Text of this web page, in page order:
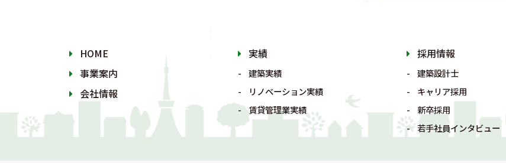
HOME
事業案内
会社情報
実績
建築実績
リノベーション実績
賃貸管理業実績
採用情報
建築設計士
キャリア採用
新卒採用
若手社員インタビュー